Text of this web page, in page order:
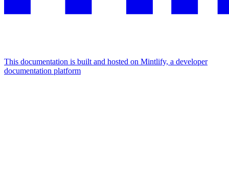
This documentation is built and hosted on Mintlify, a developer
documentation platform